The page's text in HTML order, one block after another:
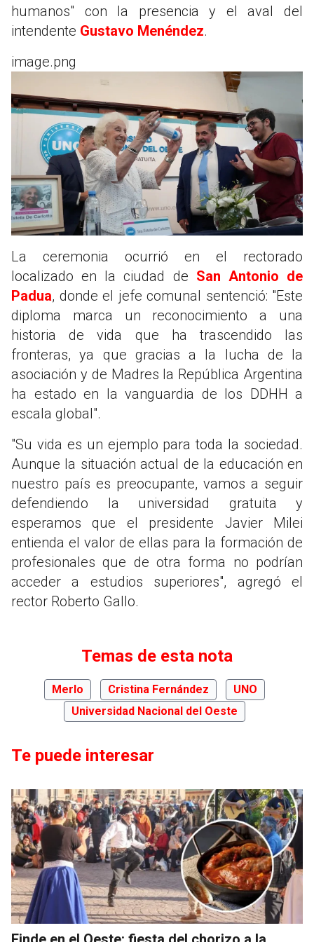
humanos" con la presencia y el aval del
intendente Gustavo Menéndez.
image.png
La ceremonia ocurrió en el rectorado
localizado en la ciudad de San Antonio de
Padua, donde el jefe comunal sentenció: "Este
diploma marca un reconocimiento a una
historia de vida que ha trascendido las
fronteras, ya que gracias a la lucha de la
asociación y de Madres la República Argentina
ha estado en la vanguardia de los DDHH a
escala global".
"Su vida es un ejemplo para toda la sociedad.
Aunque la situación actual de la educación en
nuestro país es preocupante, vamos a seguir
defendiendo la universidad gratuita y
esperamos que el presidente Javier Milei
entienda el valor de ellas para la formación de
profesionales que de otra forma no podrían
acceder a estudios superiores", agregó el
rector Roberto Gallo.
Temas de esta nota
Merlo Cristina Fernández
UNO
Universidad Nacional del Oeste
Te puede interesar